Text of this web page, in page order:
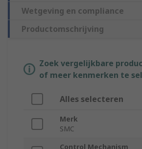
Wetgeving en compliance
Productomschrijving
Zoek vergelijkbare
of meer kenmerken te
Alles selecteren
Merk
SMC
Control Mechanism